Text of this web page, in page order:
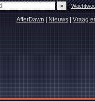
|
AfterDawn Nieuws Vraag